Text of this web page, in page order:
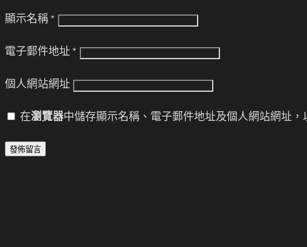
顯示名稱 *
電子郵件地址 *
個人網站網址
在瀏覽器中儲存顯示名稱、電子郵件地址及個人網站網址，